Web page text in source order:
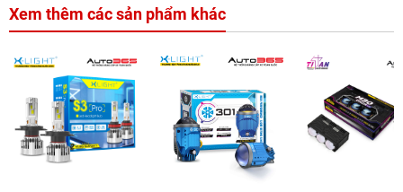
Xem thêm các sản phẩm khác